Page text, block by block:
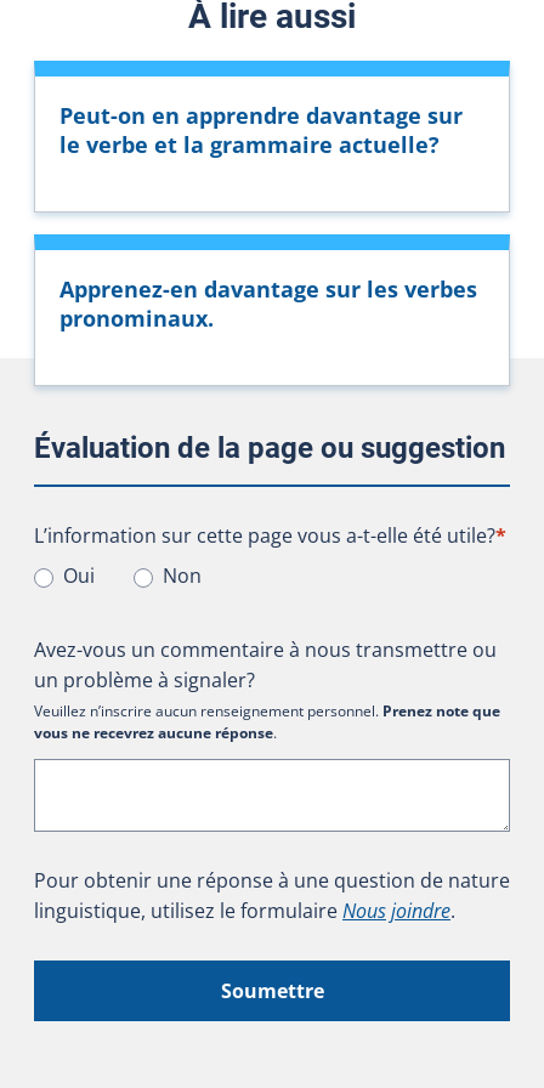
À lire aussi
Peut-on en apprendre davantage sur
le verbe et la grammaire actuelle?
Apprenez-en davantage sur les verbes
pronominaux.
Évaluation de la page ou suggestion
L’information sur cette page vous a-t-elle été utile?
L’information sur cette page vous a-t-elle été utile?*
Oui
Non
Avez-vous un commentaire à nous transmettre ou
un problème à signaler?
Veuillez n’inscrire aucun renseignement personnel. Prenez note que
vous ne recevrez aucune réponse.
Pour obtenir une réponse à une question de nature
linguistique, utilisez le formulaireNous joindre.
Soumettre